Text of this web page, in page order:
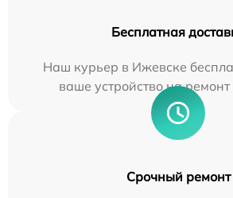
Бесплатная
Наш курьер в Ижевске
ваше устройство на
Срочный ремонт